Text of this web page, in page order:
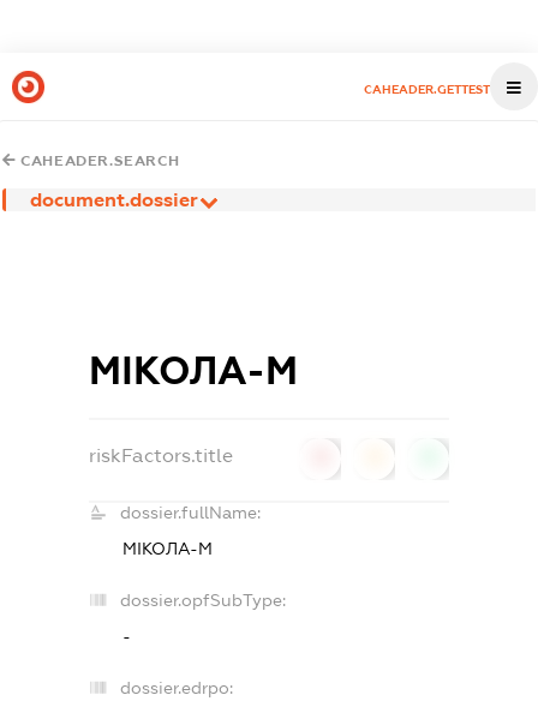
CAHEADER.GETTEST
CAHEADER.SEARCH
document.dossier
МІКОЛА-М
riskFactors.title
dossier.fullName:
МІКОЛА-М
dossier.opfSubType:
-
dossier.edrpo: